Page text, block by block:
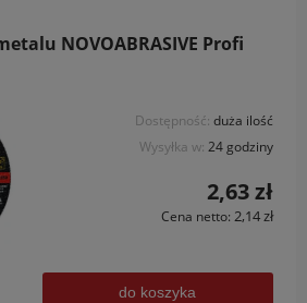
NOVOABRASIVE Profi
Dostępność: duża ilość
Wysyłka w: 24 godziny
2,63 zł
Cena netto: 2,14 zł
do koszyka